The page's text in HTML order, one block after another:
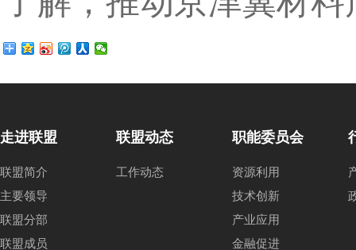
走进联盟
联盟简介
主要领导
联盟分部
联盟成员
联盟动态
工作动态
职能委员会
资源利用
技术创新
产业应用
金融促进